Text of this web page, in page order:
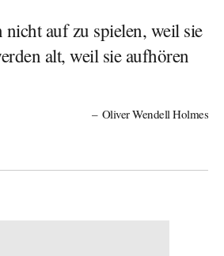
auf zu spielen, weil sie
alt, weil sie aufhören
Oliver Wendell Holmes